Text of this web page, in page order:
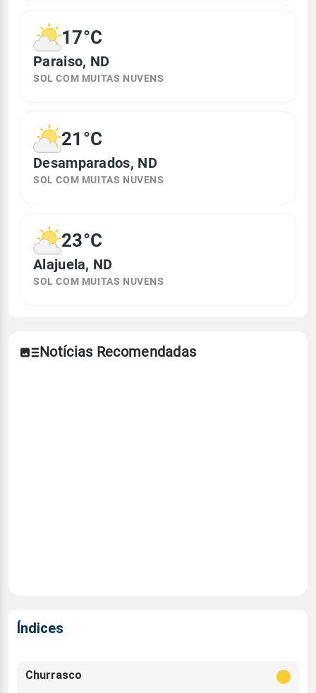
17°C
Paraiso, ND
SOL COM MUITAS NUVENS
21°C
Desamparados, ND
SOL COM MUITAS NUVENS
23°C
Alajuela, ND
SOL COM MUITAS NUVENS
Notícias Recomendadas
Índices
Churrasco